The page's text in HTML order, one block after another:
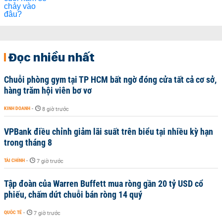
Đọc nhiều nhất
Chuỗi phòng gym tại TP HCM bất ngờ đóng cửa tất cả cơ sở,
hàng trăm hội viên bơ vơ
KINH DOANH - 8 giờ trước
VPBank điều chỉnh giảm lãi suất trên biểu tại nhiều kỳ hạn
trong tháng 8
TÀI CHÍNH - 7 giờ trước
Tập đoàn của Warren Buffett mua ròng gần 20 tỷ USD cổ
phiếu, chấm dứt chuỗi bán ròng 14 quý
QUỐC TẾ - 7 giờ trước